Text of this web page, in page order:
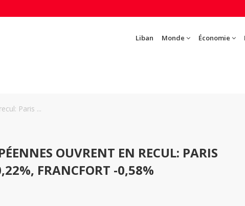
Liban Monde Économie
Paris ...
OUVRENT EN RECUL: PARIS
FRANCFORT -0,58%